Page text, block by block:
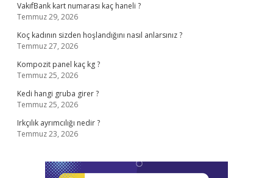
VakıfBank kart numarası kaç haneli ?
Temmuz 29, 2026
Koç kadının sizden hoşlandığını nasıl anlarsınız ?
Temmuz 27, 2026
Kompozit panel kaç kg ?
Temmuz 25, 2026
Kedi hangi gruba girer ?
Temmuz 25, 2026
Irkçılık ayrımcılığı nedir ?
Temmuz 23, 2026